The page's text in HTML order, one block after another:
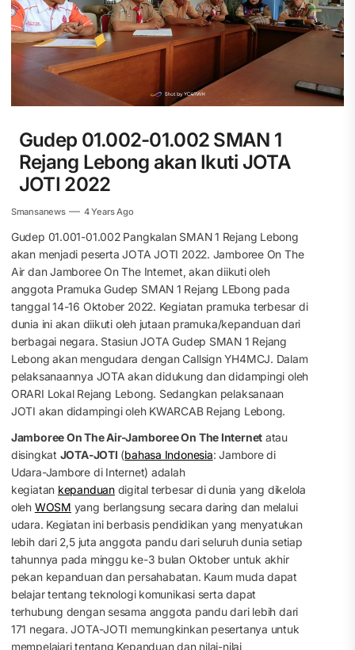
Gudep 01.002-01.002 SMAN 1
Rejang Lebong akan Ikuti JOTA
JOTI 2022
Smansanews 4 Years Ago
Gudep 01.001-01.002 Pangkalan SMAN 1 Rejang Lebong
akan menjadi peserta JOTA JOTI 2022. Jamboree On The
Air dan Jamboree On The Internet, akan diikuti oleh
anggota Pramuka Gudep SMAN 1 Rejang LEbong pada
tanggal 14-16 Oktober 2022. Kegiatan pramuka terbesar di
dunia ini akan diikuti oleh jutaan pramuka/kepanduan dari
berbagai negara. Stasiun JOTA Gudep SMAN 1 Rejang
Lebong akan mengudara dengan Callsign YH4MCJ. Dalam
pelaksanaannya JOTA akan didukung dan didampingi oleh
ORARI Lokal Rejang Lebong. Sedangkan pelaksanaan
JOTI akan didampingi oleh KWARCAB Rejang Lebong.
Jamboree On The Air-Jamboree On The Internet atau
disingkat JOTA-JOTI (bahasa Indonesia:Jambore di
Udara-Jambore di Internet) adalah
kegiatan kepanduandigital terbesar di dunia yang dikelola
oleh WOSM yang berlangsung secara daring dan melalui
udara. Kegiatan ini berbasis pendidikan yang menyatukan
lebih dari 2,5 juta anggota pandu dari seluruh dunia setiap
tahunnya pada minggu ke-3 bulan Oktober untuk akhir
pekan kepanduan dan persahabatan. Kaum muda dapat
belajar tentang teknologi komunikasi serta dapat
terhubung dengan sesama anggota pandu dari lebih dari
171 negara. JOTA-JOTI memungkinkan pesertanya untuk
mempelajari tentang Kepanduan dan nilai-nilai